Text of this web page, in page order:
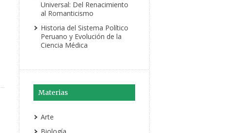
Universal: Del Renacimiento
al Romanticismo
Historia del Sistema Político
Peruano y Evolución de la
Ciencia Médica
Materias
Arte